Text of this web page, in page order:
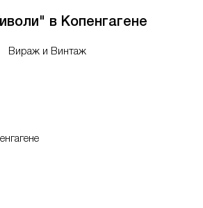
в Копенгагене
Вираж и Винтаж